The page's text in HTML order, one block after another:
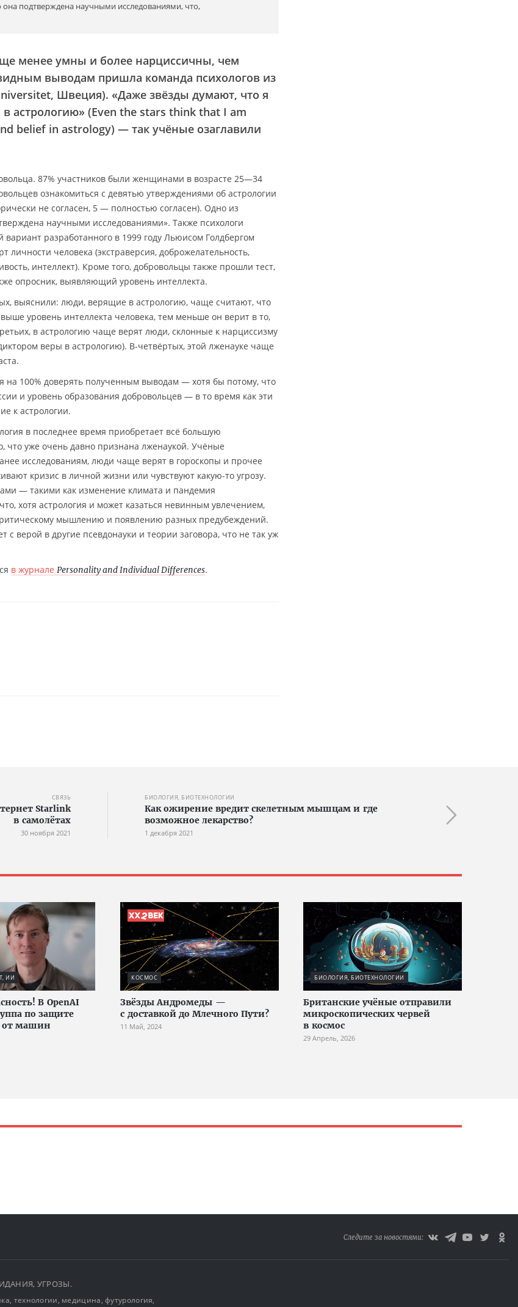
подтверждена научными исследованиями, что,
менее умны и более нарциссичны, чем
выводам пришла команда психологов из
Швеция). «Даже звёзды думают, что я
астрологию» (Even the stars think that I am
belief in astrology) — так учёные озаглавили
87% участников были женщинами в возрасте 25—34
ознакомиться с девятью утверждениями об астрологии
не согласен, 5 — полностью согласен). Одно из
научными исследованиями». Также психологи
разработанного в 1999 году Льюисом Голдбергом
личности человека (экстраверсия, доброжелательность,
интеллект). Кроме того, добровольцы также прошли тест,
опросник, выявляющий уровень интеллекта.
выяснили: люди, верящие в астрологию, чаще считают, что
уровень интеллекта человека, тем меньше он верит в то,
в астрологию чаще верят люди, склонные к нарциссизму
веры в астрологию). В-четвёртых, этой лженауке чаще
на 100% доверять полученным выводам — хотя бы потому, что
и уровень образования добровольцев — в то время как эти
к астрологии.
в последнее время приобретает всё большую
что уже очень давно признана лженаукой. Учёные
исследованиям, люди чаще верят в гороскопы и прочее
кризис в личной жизни или чувствуют какую-то угрозу.
— такими как изменение климата и пандемия
хотя астрология и может казаться невинным увлечением,
мышлению и появлению разных предубеждений.
с верой в другие псевдонауки и теории заговора, что не так уж
в журнале Personality and Individual Differences.
СВЯЗЬ
Starlink
в самолётах
30 ноября 2021
БИОЛОГИЯ, БИОТЕХНОЛОГИИ
Как ожирение вредит скелетным мышцам и где
возможное лекарство?
1 декабря 2021
ИИ
В OpenAI
по защите
от машин
КОСМОС
Звёзды Андромеды —
с доставкой до Млечного Пути?
11 Май, 2024
БИОЛОГИЯ, БИОТЕХНОЛОГИИ
Британские учёные отправили
микроскопических червей
в космос
29 Апрель, 2026
Следите за новостями:
УГРОЗЫ.
технологии, медицина, футурология,